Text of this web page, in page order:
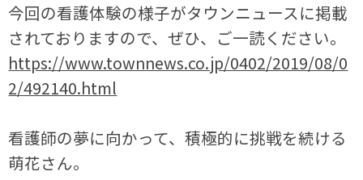
今回の看護体験の様子がタウンニュースに掲載
されておりますので、ぜひ、ご一読ください。
https://www.townnews.co.jp/0402/2019/08/0
2/492140.html
看護師の夢に向かって、積極的に挑戦を続ける
萌花さん。